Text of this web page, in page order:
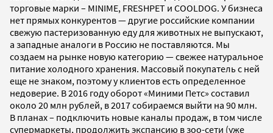
торговые марки – MINIME, FRESHPET и COOLDOG. У бизнеса
нет прямых конкурентов — другие российские компании
свежую пастеризованную еду для животных не выпускают,
а западные аналоги в Россию не поставляются. Мы
создаем на рынке новую категорию — свежее натуральное
питание холодного хранения. Массовый покупатель с ней
еще не знаком, поэтому у клиентов есть определенное
недоверие. В 2016 году оборот «Миними Петс» составил
около 20 млн рублей, в 2017 собираемся выйти на 90 млн.
В планах – подключить новые каналы продаж, в том числе
супермаркеты, продолжить экспансию в зоо-сети (уже